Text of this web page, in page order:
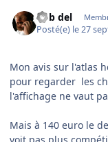
bob del
Posté(e) le 27
Mon avis sur l'atlas
pour regarder les
l'affichage ne vaut
Mais à 140 euro le